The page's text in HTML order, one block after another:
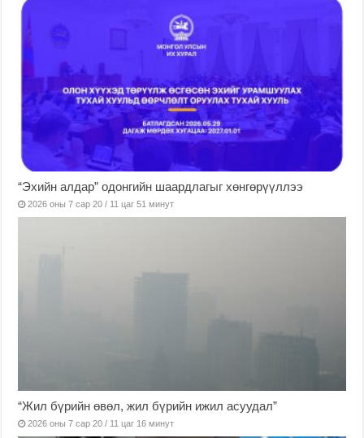
“Эхийн алдар” одонгийн шаардлагыг хөнгөрүүллээ
2026 оны 7 сар 20 / 11 цаг 51 минут
“Жил бүрийн өвөл, жил бүрийн ижил асуудал”
2026 оны 7 сар 20 / 11 цаг 16 минут